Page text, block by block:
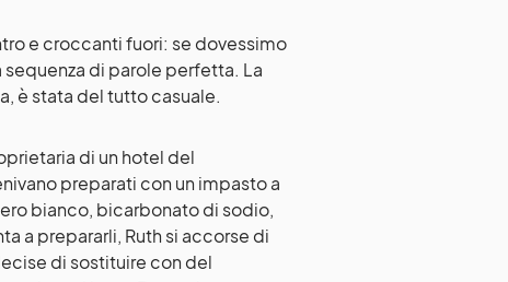
e croccanti fuori: se dovessimo
di parole perfetta. La
è stata del tutto casuale.
di un hotel del
preparati con un impasto a
bianco, bicarbonato di sodio,
a prepararli, Ruth si accorse di
di sostituire con del